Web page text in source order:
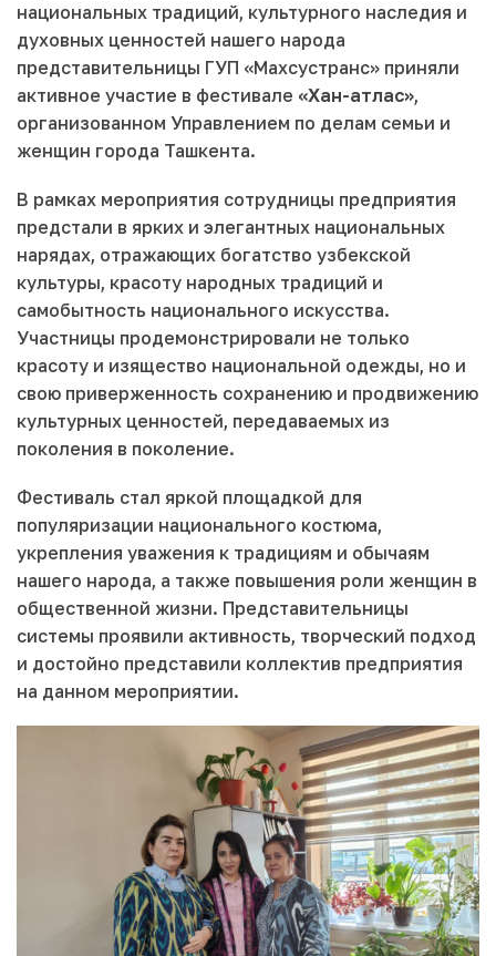
национальных традиций, культурного наследия и
духовных ценностей нашего народа
представительницы ГУП «Махсустранс» приняли
активное участие в фестивале «Хан-атлас»,
организованном Управлением по делам семьи и
женщин города Ташкента.
В рамках мероприятия сотрудницы предприятия
предстали в ярких и элегантных национальных
нарядах, отражающих богатство узбекской
культуры, красоту народных традиций и
самобытность национального искусства.
Участницы продемонстрировали не только
красоту и изящество национальной одежды, но и
свою приверженность сохранению и продвижению
культурных ценностей, передаваемых из
поколения в поколение.
Фестиваль стал яркой площадкой для
популяризации национального костюма,
укрепления уважения к традициям и обычаям
нашего народа, а также повышения роли женщин в
общественной жизни. Представительницы
системы проявили активность, творческий подход
и достойно представили коллектив предприятия
на данном мероприятии.